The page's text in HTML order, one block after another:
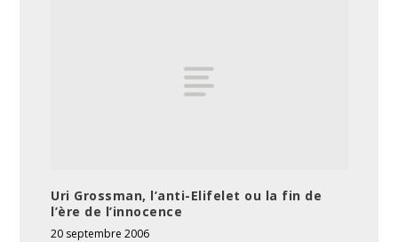
Uri Grossman, l’anti-Elifelet ou la fin de
l’ère de l’innocence
20 septembre 2006